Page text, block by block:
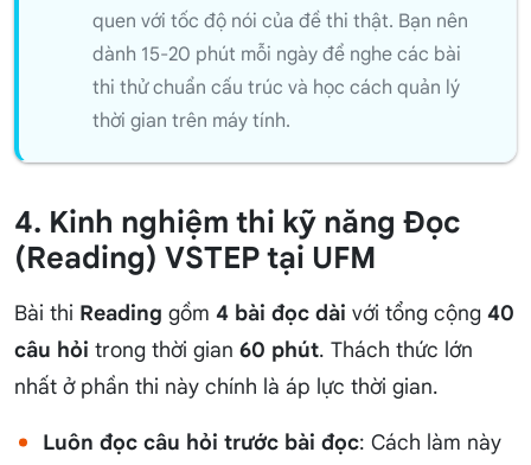
quen với tốc độ nói của đề thi thật. Bạn nên
dành 15-20 phút mỗi ngày để nghe các bài
thi thử chuẩn cấu trúc và học cách quản lý
thời gian trên máy tính.
4. Kinh nghiệm thi kỹ năng Đọc
(Reading) VSTEP tại UFM
Bài thi Reading gồm 4 bài đọc dài với tổng cộng 40
câu hỏi trong thời gian 60 phút. Thách thức lớn
nhất ở phần thi này chính là áp lực thời gian.
Luôn đọc câu hỏi trước bài đọc: Cách làm này